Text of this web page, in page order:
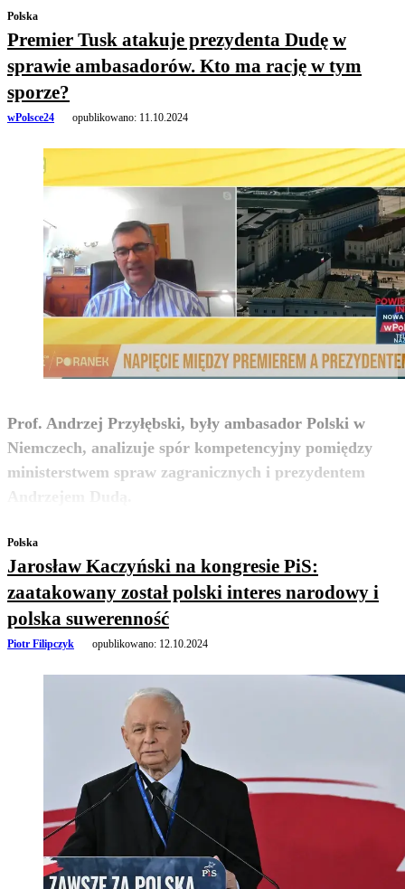
Polska
Premier Tusk atakuje prezydenta Dudę w
sprawie ambasadorów. Kto ma rację w tym
sporze?
wPolsce24 opublikowano: 11.10.2024
Prof. Andrzej Przyłębski, były ambasador Polski w
Niemczech, analizuje spór kompetencyjny pomiędzy
ministerstwem spraw zagranicznych i prezydentem
zobacz więcej
Polska
Jarosław Kaczyński na kongresie PiS:
zaatakowany został polski interes narodowy i
polska suwerenność
Piotr Filipczyk opublikowano: 12.10.2024